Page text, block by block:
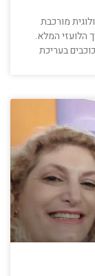
מורכבת
המלא.
בעריכת